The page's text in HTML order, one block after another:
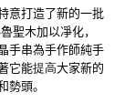
意打造了新的一批
聖木加以凈化，
手串為手作師純手
它能提高大家新的
勢頭。